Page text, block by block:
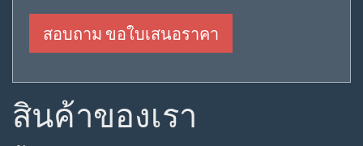
สอบถาม ขอใบเสนอราคา
สินค้าของเรา